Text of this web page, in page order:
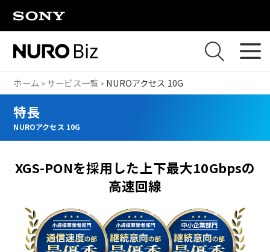
ホーム サービス一覧 NUROアクセス 10G
特長
NUROアクセス 10G
XGS-PONを採用した上下最大10Gbpsの
高速回線